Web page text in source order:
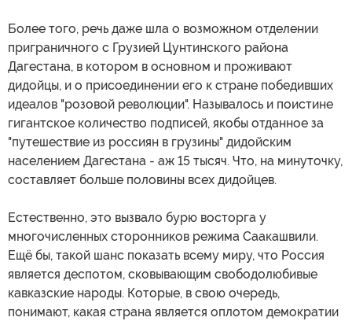
Более того, речь даже шла о возможном отделении
приграничного с Грузией Цунтинского района
Дагестана, в котором в основном и проживают
дидойцы, и о присоединении его к стране победивших
идеалов "розовой революции". Называлось и поистине
гигантское количество подписей, якобы отданное за
"путешествие из россиян в грузины" дидойским
населением Дагестана - аж 15 тысяч. Что, на минуточку,
составляет больше половины всех дидойцев.
Естественно, это вызвало бурю восторга у
многочисленных сторонников режима Саакашвили.
Ещё бы, такой шанс показать всему миру, что Россия
является деспотом, сковывающим свободолюбивые
кавказские народы. Которые, в свою очередь,
понимают, какая страна является оплотом демократии